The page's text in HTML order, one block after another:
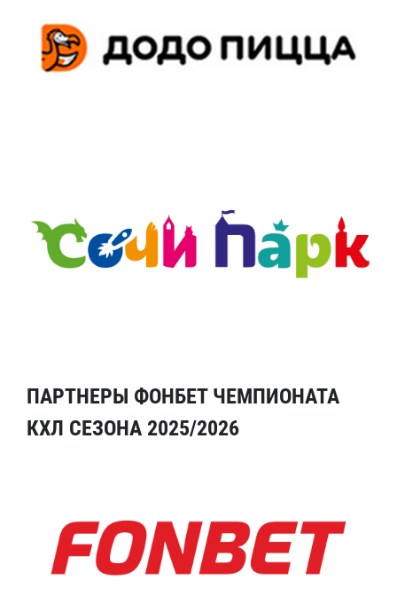
ПАРТНЕРЫ ФОНБЕТ ЧЕМПИОНАТА
КХЛ СЕЗОНА 2025/2026